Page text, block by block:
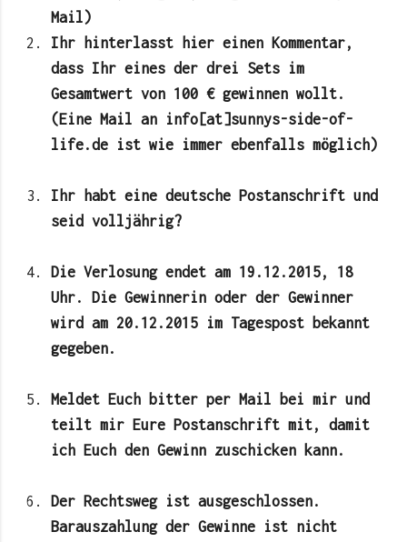
Mail)
Ihr hinterlasst hier einen Kommentar,
dass Ihr eines der drei Sets im
Gesamtwert von 100 € gewinnen wollt.
(Eine Mail an info[at]sunnys-side-of-
life.de ist wie immer ebenfalls möglich)
Ihr habt eine deutsche Postanschrift und
seid volljährig?
Die Verlosung endet am 19.12.2015, 18
Uhr. Die Gewinnerin oder der Gewinner
wird am 20.12.2015 im Tagespost bekannt
gegeben.
Meldet Euch bitter per Mail bei mir und
teilt mir Eure Postanschrift mit, damit
ich Euch den Gewinn zuschicken kann.
Der Rechtsweg ist ausgeschlossen.
Barauszahlung der Gewinne ist nicht